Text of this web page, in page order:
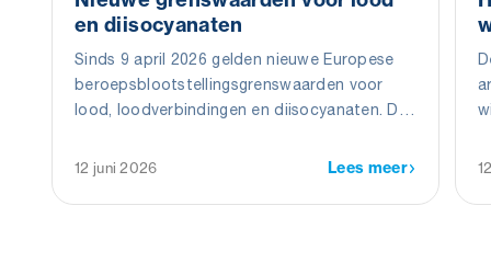
en diisocyanaten
Sinds 9 april 2026 gelden nieuwe Europese
beroepsblootstellingsgrenswaarden voor
lood, loodverbindingen en diisocyanaten. De
beschermen tegen de gezondheidsrisico’s
12 juni 2026 Lees meer